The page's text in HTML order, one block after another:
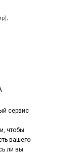
сервис
чтобы
вашего
ли вы